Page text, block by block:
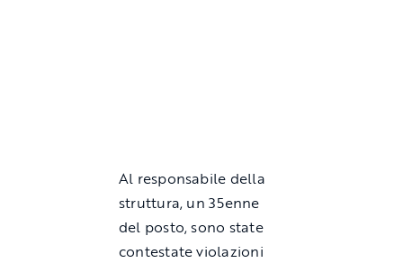
Al responsabile della
struttura, un 35enne
del posto, sono state
contestate violazioni